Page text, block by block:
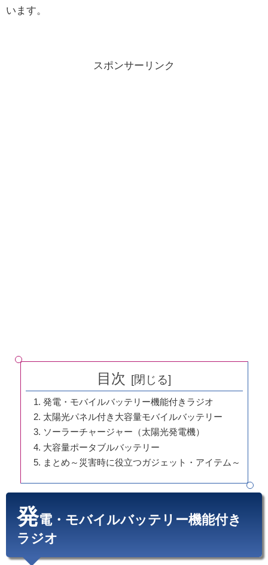
います。
スポンサーリンク
目次
発電・モバイルバッテリー機能付きラジオ
太陽光パネル付き大容量モバイルバッテリー
ソーラーチャージャー（太陽光発電機）
大容量ポータブルバッテリー
まとめ～災害時に役立つガジェット・アイテム～
発電・モバイルバッテリー機能付き
ラジオ